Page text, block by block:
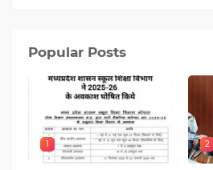
Popular Posts
1 2